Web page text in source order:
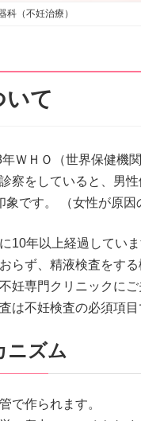
科（不妊治療）
いて
ＷＨＯ（世界保健機
察をしていると、男
象です。 （女性が原因
10年以上経過してい
らず、精液検査をす
妊専門クリニックに
は不妊検査の必須項目
ニズム
で作られます。